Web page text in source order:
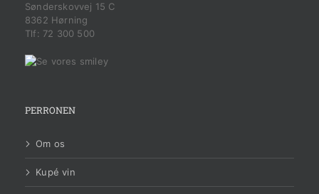
Sønderskovvej 15 C
8362 Hørning
Tlf: 72 300 500
PERRONEN
Om os
Kupé vin